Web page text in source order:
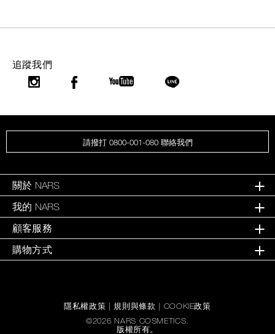
追蹤我們
請撥打 0800-001-080 聯絡我們
關於 NARS
我的 NARS
顧客服務
購物方式
隱私權政策 |規則與條款 | COOKIE政策
©2026 NARS COSMETICS.
版權所有。